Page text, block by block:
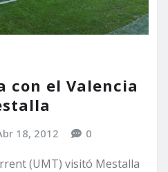
con el Valencia
18, 2012 0
(UMT) visitó Mestalla